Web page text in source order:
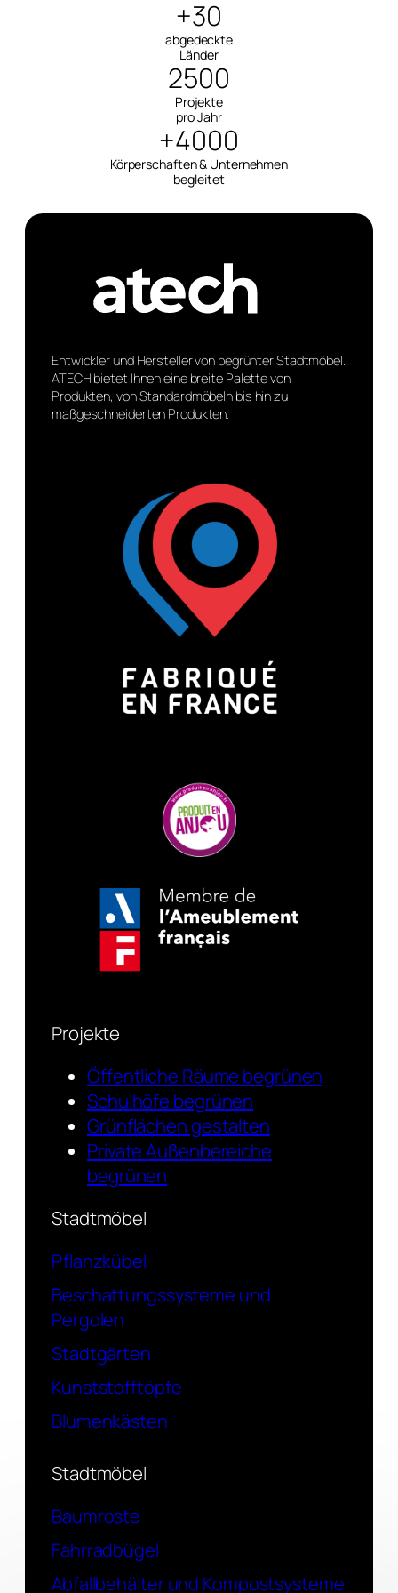
+30
abgedeckte
Länder
2500
Projekte
pro Jahr
+4000
Körperschaften & Unternehmen
begleitet
Entwickler und Hersteller von begrünter Stadtmöbel.
ATECH bietet Ihnen eine breite Palette von
Produkten, von Standardmöbeln bis hin zu
maßgeschneiderten Produkten.
Projekte
Öffentliche Räume begrünen
Schulhöfe begrünen
Grünflächen gestalten
Private Außenbereiche
begrünen
Stadtmöbel
Pflanzkübel
Beschattungssysteme und
Pergolen
Stadtgärten
Kunststofftöpfe
Blumenkästen
Stadtmöbel
Baumroste
Fahrradbügel
Abfallbehälter und Kompostsysteme